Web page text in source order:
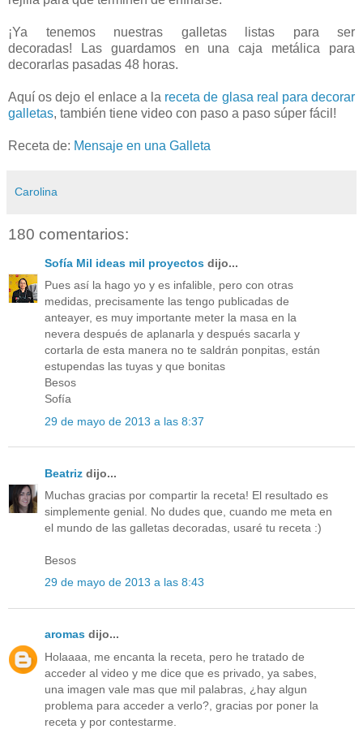
¡Ya tenemos nuestras galletas listas para ser
decoradas! Las guardamos en una caja metálica para
decorarlas pasadas 48 horas.
Aquí os dejo el enlace a la receta de glasa real para decorar
galletas, también tiene video con paso a paso súper fácil!
Receta de: Mensaje en una Galleta
Carolina
180 comentarios:
Sofía Mil ideas mil proyectos dijo...
Pues así la hago yo y es infalible, pero con otras
medidas, precisamente las tengo publicadas de
anteayer, es muy importante meter la masa en la
nevera después de aplanarla y después sacarla y
cortarla de esta manera no te saldrán ponpitas, están
estupendas las tuyas y que bonitas
Besos
Sofía
29 de mayo de 2013 a las 8:37
Beatriz dijo...
Muchas gracias por compartir la receta! El resultado es
simplemente genial. No dudes que, cuando me meta en
el mundo de las galletas decoradas, usaré tu receta :)
Besos
29 de mayo de 2013 a las 8:43
aromas dijo...
Holaaaa, me encanta la receta, pero he tratado de
acceder al video y me dice que es privado, ya sabes,
una imagen vale mas que mil palabras, ¿hay algun
problema para acceder a verlo?, gracias por poner la
receta y por contestarme.